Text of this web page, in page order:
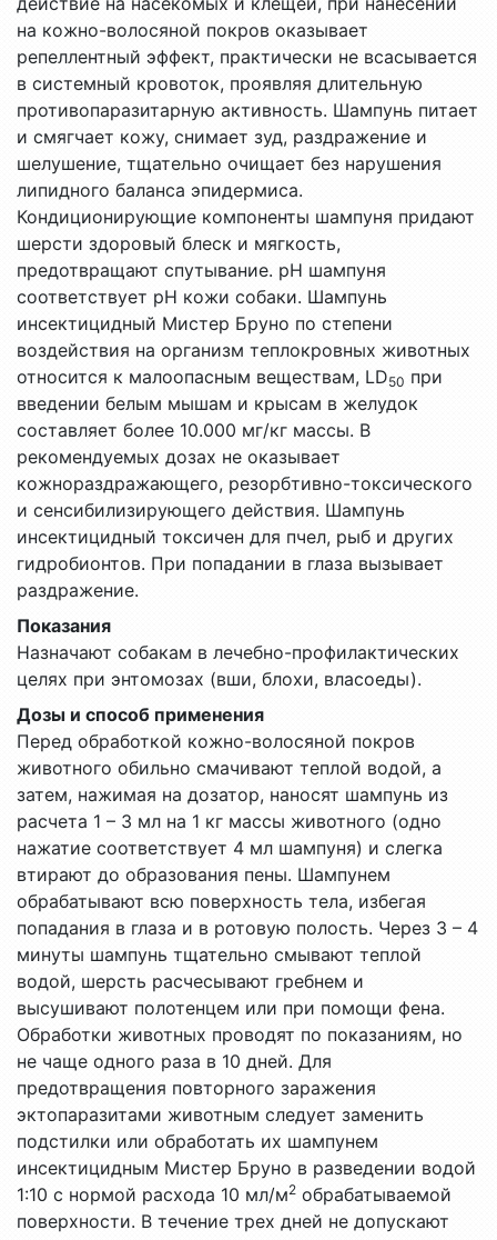
на кожно-волосяной покров оказывает
репеллентный эффект, практически не всасывается
в системный кровоток, проявляя длительную
противопаразитарную активность. Шампунь питает
и смягчает кожу, снимает зуд, раздражение и
шелушение, тщательно очищает без нарушения
липидного баланса эпидермиса.
Кондиционирующие компоненты шампуня придают
шерсти здоровый блеск и мягкость,
предотвращают спутывание. pH шампуня
соответствует pH кожи собаки. Шампунь
инсектицидный Мистер Бруно по степени
воздействия на организм теплокровных животных
относится к малоопасным веществам, LD50 при
введении белым мышам и крысам в желудок
составляет более 10.000 мг/кг массы. В
рекомендуемых дозах не оказывает
кожнораздражающего, резорбтивно-токсического
и сенсибилизирующего действия. Шампунь
инсектицидный токсичен для пчел, рыб и других
гидробионтов. При попадании в глаза вызывает
раздражение.
Показания
Назначают собакам в лечебно-профилактических
целях при энтомозах (вши, блохи, власоеды).
Дозы и способ применения
Перед обработкой кожно-волосяной покров
животного обильно смачивают теплой водой, а
затем, нажимая на дозатор, наносят шампунь из
расчета 1 – 3 мл на 1 кг массы животного (одно
нажатие соответствует 4 мл шампуня) и слегка
втирают до образования пены. Шампунем
обрабатывают всю поверхность тела, избегая
попадания в глаза и в ротовую полость. Через 3 – 4
минуты шампунь тщательно смывают теплой
водой, шерсть расчесывают гребнем и
высушивают полотенцем или при помощи фена.
Обработки животных проводят по показаниям, но
не чаще одного раза в 10 дней. Для
предотвращения повторного заражения
эктопаразитами животным следует заменить
подстилки или обработать их шампунем
инсектицидным Мистер Бруно в разведении водой
1:10 с нормой расхода 10 мл/м2 обрабатываемой
поверхности. В течение трех дней не допускают